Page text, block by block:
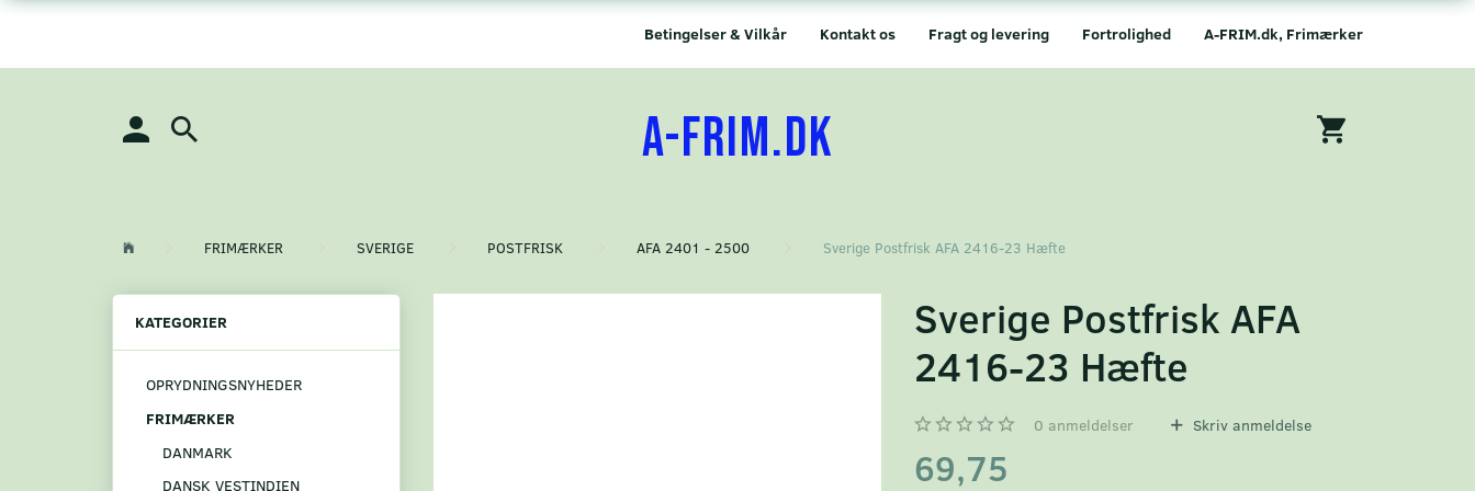
A-FRIM.dk, Frimærker
Fortrolighed
Fragt og levering
Kontakt os
Betingelser & Vilkår
A-FRIM.DK
FRIMÆRKER SVERIGE POSTFRISK AFA 2401 - 2500 Sverige Postfrisk AFA 2416-23 Hæfte
KATEGORIER
OPRYDNINGSNYHEDER
FRIMÆRKER
DANMARK
DANSK VESTINDIEN
Sverige Postfrisk AFA
2416-23 Hæfte
0 anmeldelser Skriv anmeldelse
69,75